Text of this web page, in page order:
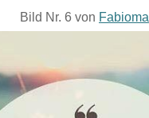
Bild Nr. 6 von Fabioma